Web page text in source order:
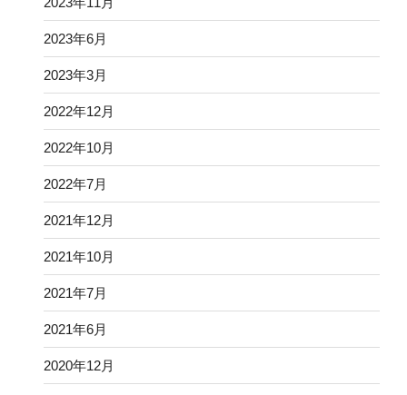
2023年6月
2023年3月
2022年12月
2022年10月
2022年7月
2021年12月
2021年10月
2021年7月
2021年6月
2020年12月